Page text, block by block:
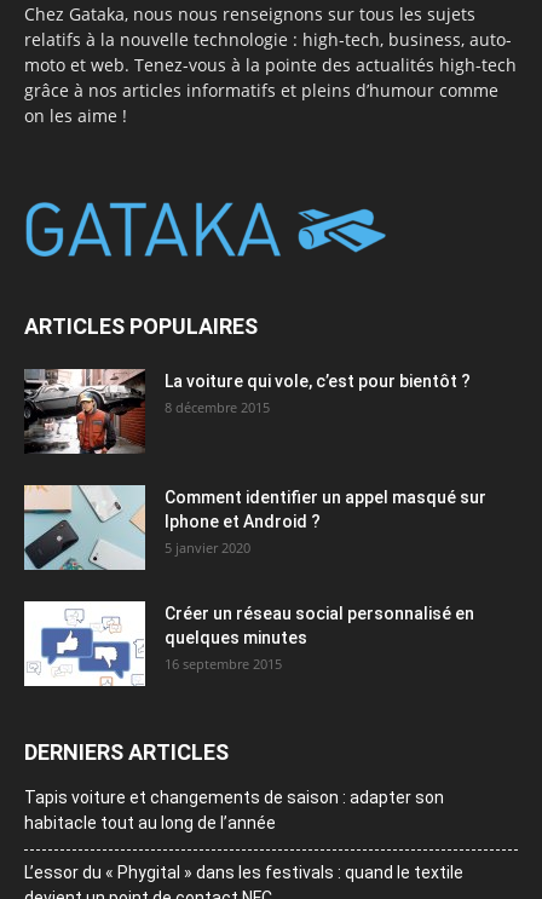
Chez Gataka, nous nous renseignons sur tous les sujets
relatifs à la nouvelle technologie : high-tech, business, auto-
moto et web. Tenez-vous à la pointe des actualités high-tech
grâce à nos articles informatifs et pleins d’humour comme
on les aime !
ARTICLES POPULAIRES
La voiture qui vole, c’est pour bientôt ?
8 décembre 2015
Comment identifier un appel masqué sur
Iphone et Android ?
5 janvier 2020
Créer un réseau social personnalisé en
quelques minutes
16 septembre 2015
DERNIERS ARTICLES
Tapis voiture et changements de saison : adapter son
habitacle tout au long de l’année
L’essor du « Phygital » dans les festivals : quand le textile